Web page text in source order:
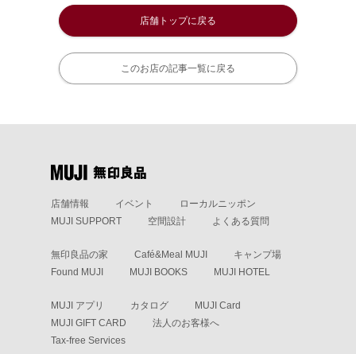
店舗トップに戻る
このお店の記事一覧に戻る
店舗情報 イベント
ローカルニッポン
MUJI SUPPORT
空間設計 よくある質問
無印良品の家 Café&Meal MUJI
キャンプ場
Found MUJI
MUJI BOOKS MUJI HOTEL
MUJI アプリ カタログ
MUJI Card
MUJI GIFT CARD
法人のお客様へ
Tax-free Services